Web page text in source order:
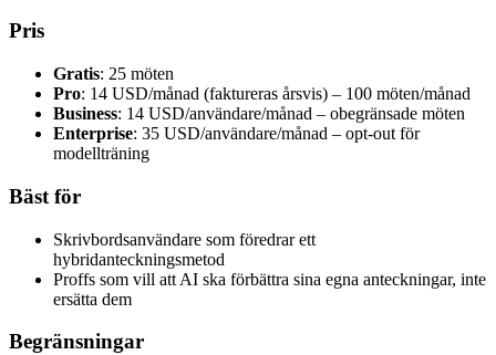
Pris
Gratis: 25 möten
Pro: 14 USD/månad (faktureras årsvis) – 100 möten/månad
Business: 14 USD/användare/månad – obegränsade möten
Enterprise: 35 USD/användare/månad – opt-out för
modellträning
Bäst för
Skrivbordsanvändare som föredrar ett
hybridanteckningsmetod
Proffs som vill att AI ska förbättra sina egna anteckningar, inte
ersätta dem
Begränsningar